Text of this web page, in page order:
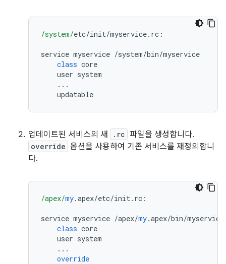
/system/etc/init/myservice. rc :
service myservice /system/bin/myservice
class core
user system
...
updatable
업데이트된 서비스의 새 .rc 파일을 생성합니다.
override 옵션을 사용하여 기존 서비스를 재정의합니
다.
/apex/my.apex/etc/init . rc :
service myservice /apex/my.apex/bin/myservice
class core
user system
...
override